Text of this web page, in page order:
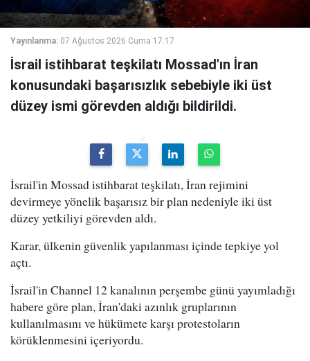
Yayınlanma: 07 Ağustos 2026 Cuma 17:17
İsrail istihbarat teşkilatı Mossad'ın İran
konusundaki başarısızlık sebebiyle iki üst
düzey ismi görevden aldığı bildirildi.
İsrail'in Mossad istihbarat teşkilatı, İran rejimini
devirmeye yönelik başarısız bir plan nedeniyle iki üst
düzey yetkiliyi görevden aldı.
Karar, ülkenin güvenlik yapılanması içinde tepkiye yol
açtı.
İsrail'in Channel 12 kanalının perşembe günü yayımladığı
habere göre plan, İran'daki azınlık gruplarının
kullanılmasını ve hükümete karşı protestoların
körüklenmesini içeriyordu.